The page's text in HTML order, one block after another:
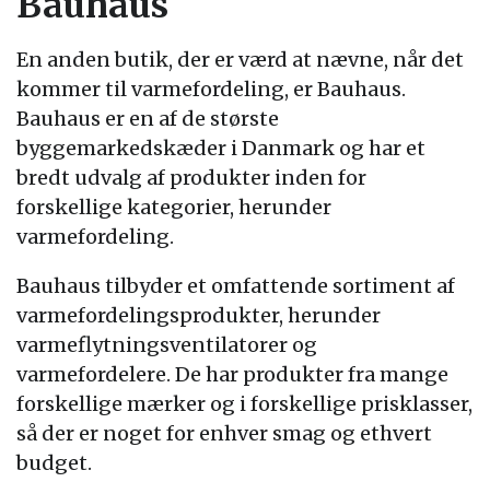
En anden butik, der er værd at nævne, når det
kommer til varmefordeling, er Bauhaus.
Bauhaus er en af de største
byggemarkedskæder i Danmark og har et
bredt udvalg af produkter inden for
forskellige kategorier, herunder
varmefordeling.
Bauhaus tilbyder et omfattende sortiment af
varmefordelingsprodukter, herunder
varmeflytningsventilatorer og
varmefordelere. De har produkter fra mange
forskellige mærker og i forskellige prisklasser,
så der er noget for enhver smag og ethvert
budget.